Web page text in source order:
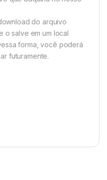
do arquivo
o salve em um local
forma, você poderá
futuramente.